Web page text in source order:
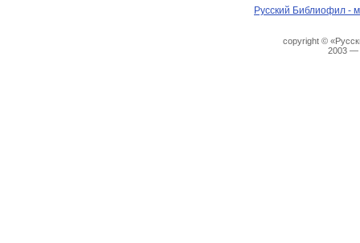
Русский Библиофил -
copyright ©
2003 —